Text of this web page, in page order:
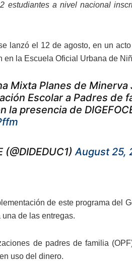
estudiantes a nivel nacional
lanzó el 12 de agosto, en un
la Escuela Oficial Urbana de
Mixta Planes de
Escolar a Padres de
la presencia de
(@DIDEDUC1)August 25,
de este programa del
de las entregas.
de padres de familia
uso del dinero.